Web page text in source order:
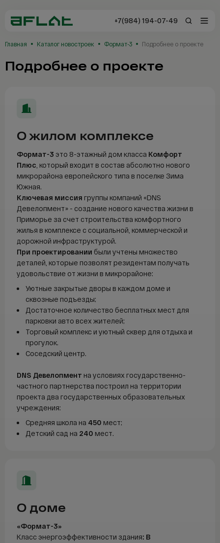
+7(984) 194-
Каталог
Новостройки
Таиланд
Продажа
Аренда
Покупка
Ипотека
Ипотечный калькулятор
ДВ ипотека
Семейная ипотека
Сельская ипотека
IT-ипотека
О компании
О компании
FAQ
Контакты
+7(984) 194-07-49
Главная Каталог новостроек Формат-3 Подробнее о проекте
Подробнее о проекте
О жилом комплексе
Формат-3 это 8-этажный дом класса Комфорт
Плюс , который входит в состав абсолютно нового
микрорайона европейского типа в поселке Зима
Южная.
Ключевая миссия группы компаний «DNS
Девелопмент» - создание нового качества жизни в
Приморье за счет строительства комфортного
жилья в комплексе с социальной, коммерческой и
дорожной инфраструктурой.
При проектировании были учтены множество
деталей, которые позволят резидентам получать
удовольствие от жизни в микрорайоне:
Уютные закрытые дворы в каждом доме и
сквозные подъезды;
Достаточное количество бесплатных мест для
парковки авто всех жителей;
Торговый комплекс и уютный сквер для отдыха и
прогулок.
Соседский центр.
DNS Девелопмент на условиях государственно-
частного партнерства построил на территории
проекта два государственных образовательных
учреждения:
Средняя школа на 450 мест;
Детский сад на 240 мест.
О доме
«Формат-3»
Класс энергоэффективности здания: В